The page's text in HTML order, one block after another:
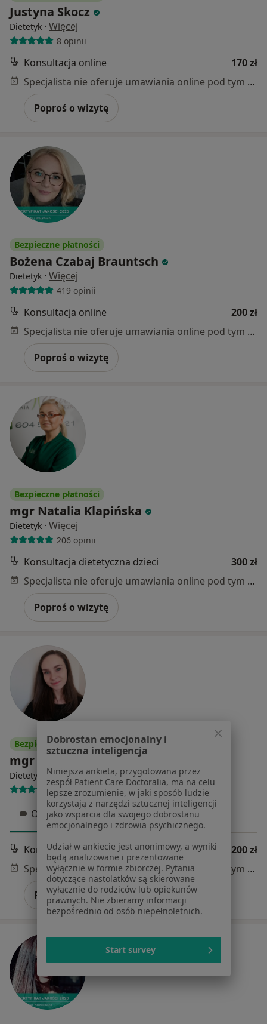
Justyna Skocz
Dietetyk · Więcej
8 opinii
Konsultacja online
170 zł
Specjalista nie oferuje umawiania online pod tym adresem.
Poproś o wizytę
Bezpieczne płatności
Bożena Czabaj Brauntsch
Dietetyk · Więcej
419 opinii
Konsultacja online
200 zł
Specjalista nie oferuje umawiania online pod tym adresem.
Poproś o wizytę
Bezpieczne płatności
mgr Natalia Klapińska
Dietetyk · Więcej
206 opinii
Konsultacja dietetyczna dzieci
300 zł
Specjalista nie oferuje umawiania online pod tym adresem.
Poproś o wizytę
Bezpieczne płatności
mgr Natalia Zadworna-Strzeszyna
Dietetyk ·Więcej
63 opinie
Online 1 Online 2
Konsultacja dietetyczna
200 zł
Specjalista nie oferuje umawiania online pod tym adresem.
Poproś o wizytę
Dobrostan emocjonalny i
sztuczna inteligencja
Niniejsza ankieta, przygotowana przez
zespół Patient Care Doctoralia, ma na celu
lepsze zrozumienie, w jaki sposób ludzie
korzystają z narzędzi sztucznej inteligencji
jako wsparcia dla swojego dobrostanu
emocjonalnego i zdrowia psychicznego.
Udział w ankiecie jest anonimowy, a wyniki
będą analizowane i prezentowane
wyłącznie w formie zbiorczej. Pytania
dotyczące nastolatków są skierowane
wyłącznie do rodziców lub opiekunów
prawnych. Nie zbieramy informacji
bezpośrednio od osób niepełnoletnich.
Start survey